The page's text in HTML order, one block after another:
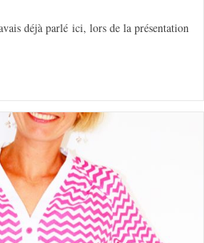
déjà parlé ici, lors de la présentation